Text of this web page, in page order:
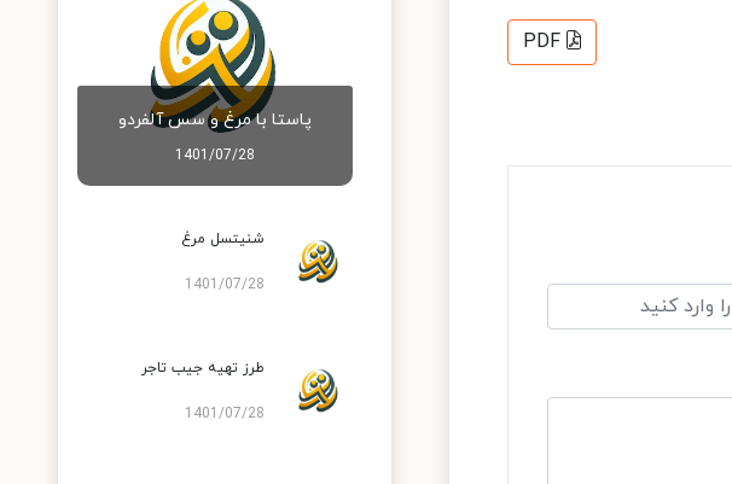
PDF
پاستا با مرغ و سس آلفردو
1401/07/28
شنیتسل مرغ
1401/07/28
طرز تهیه جیب تاجر
1401/07/28